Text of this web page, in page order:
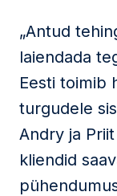
„Antud
laiendada
Eesti toimib
turgudele
Andry ja
kliendid